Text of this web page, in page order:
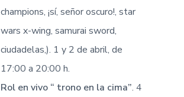
champions, ¡sí, señor oscuro!, star
wars x-wing, samurai sword,
ciudadelas,). 1 y 2 de abril, de
17:00 a 20:00 h.
Rol en vivo “ trono en la cima”. 4